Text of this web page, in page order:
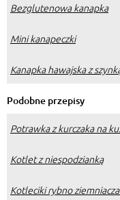
Bezglutenowa kanapka
Mini kanapeczki
Kanapka hawajska z
Podobne przepisy
Potrawka z kurczaka na
Kotlet z niespodzianką
Kotleciki rybno